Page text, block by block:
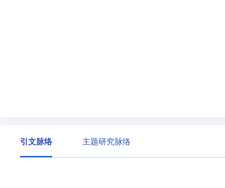
引文脉络 主题研究脉络